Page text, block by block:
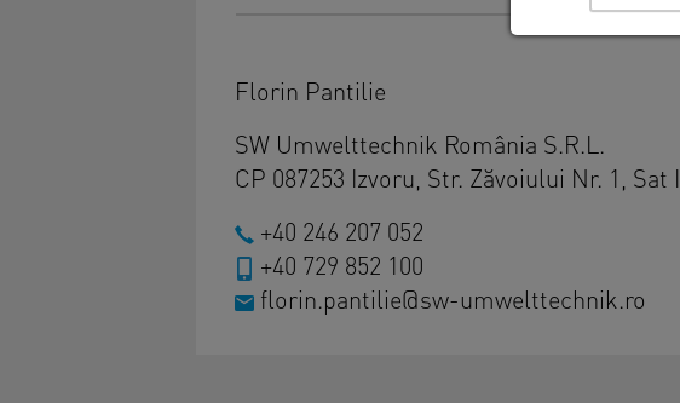
Florin Pantilie
SW Umwelttechnik România S.R.L.
CP 087253 Izvoru, Str. Zăvoiului Nr. 1, Sat
+40 246 207 052
+40 729 852 100
florin.pantilie@sw-umwelttechnik.ro